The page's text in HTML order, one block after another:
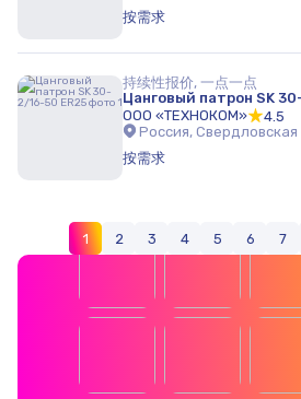
按需求
持续性报价, 一点一点
Цанговый патрон SK
ООО «ТЕХНОКОМ»
4.5
Россия, Свердловская
按需求
1 2 3 4 5 6 7